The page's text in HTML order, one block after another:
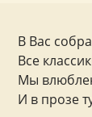
В Вас
Все
Мы
И в прозе